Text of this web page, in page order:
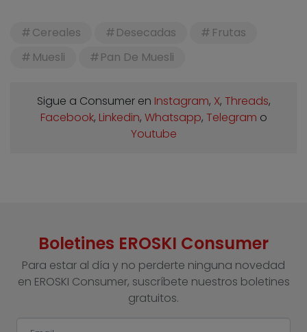
Cereales Desecadas
Frutas
Muesli
Pan De Muesli
Sigue a Consumer en Instagram, X, Threads,
Facebook, Linkedin, Whatsapp, Telegram o
Youtube
Boletines EROSKI Consumer
Para estar al día y no perderte ninguna novedad
en EROSKI Consumer, suscríbete nuestros boletines
gratuitos.